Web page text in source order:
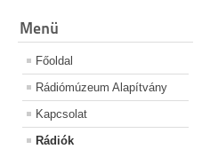
Menü
Főoldal
Rádiómúzeum Alapítvány
Kapcsolat
Rádiók